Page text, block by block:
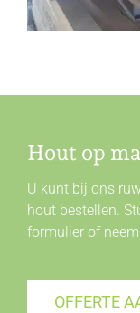
Hout op
U kunt bij ons
hout bestellen.
formulier of
OFFERTE